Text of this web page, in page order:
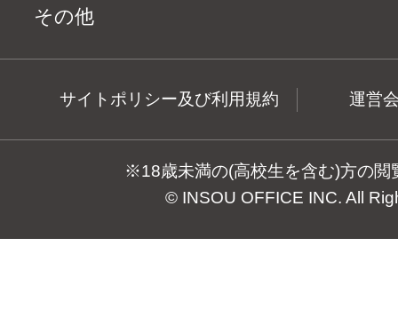
その他
サイトポリシー及び利用規約 運営
※18歳未満の(高校生を含む)方の閲
© INSOU OFFICE INC. All